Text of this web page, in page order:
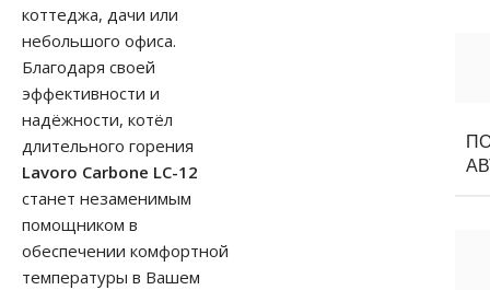
коттеджа, дачи или
небольшого офиса.
Благодаря своей
эффективности и
надёжности, котёл
длительного горения
Lavoro Carbone LC-12
станет незаменимым
помощником в
обеспечении комфортной
температуры в Вашем